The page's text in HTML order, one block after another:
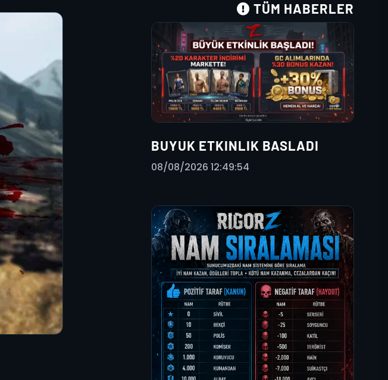
TÜM HABERLER
BUYUK ETKINLIK BASLADI
08/08/2026 12:49:54